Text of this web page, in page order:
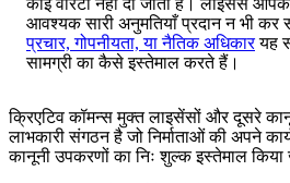
कोई वारंटी नहीं दी जाती है। लाइसेंस
आवश्यक सारी अनुमतियाँ प्रदान न भी
प्रचार, गोपनीयता, या नैतिक अधिकारयह
सामग्री का कैसे इस्तेमाल करते हैं।
क्रिएटिव कॉमन्स मुक्त लाइसेंसों और दूसरे
लाभकारी संगठन है जो निर्माताओं की अपने
कानूनी उपकरणों का निः शुल्क इस्तेमाल